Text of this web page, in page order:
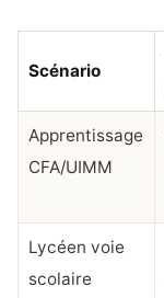
Scénario
Apprentissage
CFA/UIMM
Lycéen voie
scolaire